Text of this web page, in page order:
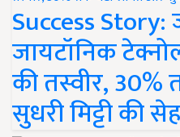
Success
जायटॉनिक
की तस्वीर,
सुधरी मिट्टी की